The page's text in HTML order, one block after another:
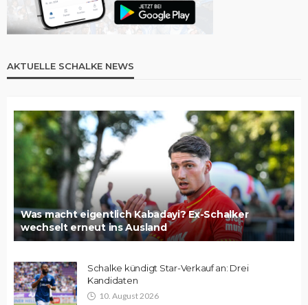
AKTUELLE SCHALKE NEWS
Was macht eigentlich Kabadayi? Ex-Schalker
wechselt erneut ins Ausland
Schalke kündigt Star-Verkauf an: Drei
Kandidaten
10. August 2026